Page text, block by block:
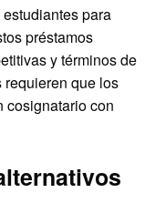
para
préstamos
y términos de
requieren que los
cosignatario con